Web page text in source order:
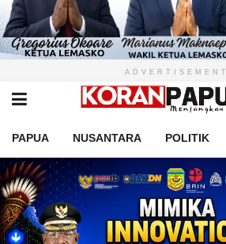
ADVERTISEMENT
PAPUA NUSANTARA POLITIK